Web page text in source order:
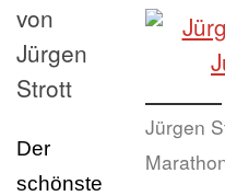
Jürgen
von
Jürgen
Strott
Der
schönste